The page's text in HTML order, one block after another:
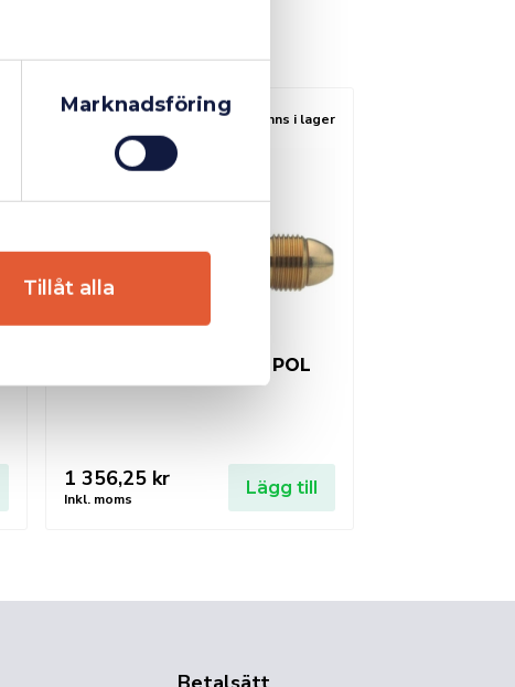
Marknadsföring
Tillåt alla
Finns i lager
SIEVERT Regulator POL
1 356,25 kr
Inkl. moms
Lägg till